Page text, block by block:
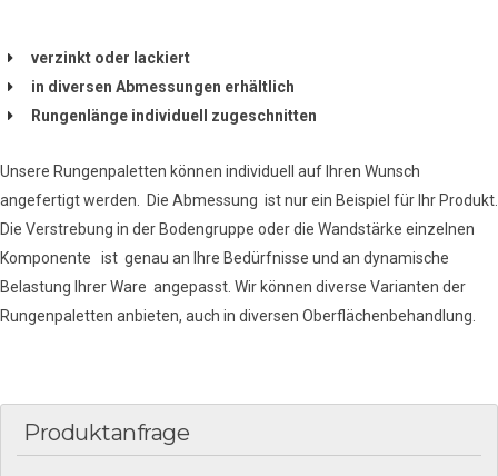
verzinkt oder lackiert
in diversen Abmessungen erhältlich
Rungenlänge individuell zugeschnitten
Unsere Rungenpaletten können individuell auf Ihren Wunsch
angefertigt werden. Die Abmessung ist nur ein Beispiel für Ihr Produkt.
Die Verstrebung in der Bodengruppe oder die Wandstärke einzelnen
Komponente ist genau an Ihre Bedürfnisse und an dynamische
Belastung Ihrer Ware angepasst. Wir können diverse Varianten der
Rungenpaletten anbieten, auch in diversen Oberflächenbehandlung.
Produktanfrage